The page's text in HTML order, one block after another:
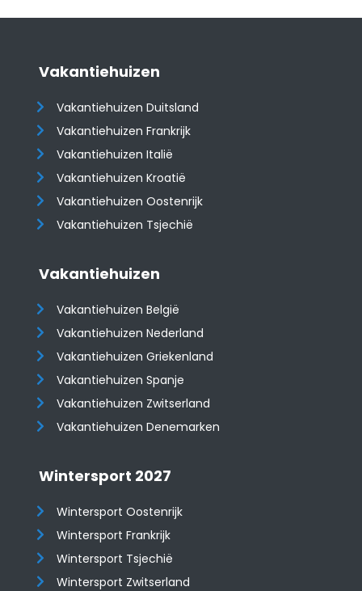
Vakantiehuizen
Vakantiehuizen Duitsland
Vakantiehuizen Frankrijk
Vakantiehuizen Italië
Vakantiehuizen Kroatië
​​​​​​​Vakantiehuizen Oostenrijk
Vakantiehuizen Tsjechië
Vakantiehuizen
Vakantiehuizen België
Vakantiehuizen Nederland
Vakantiehuizen Griekenland
Vakantiehuizen Spanje
​​​​​​​Vakantiehuizen Zwitserland
Vakantiehuizen Denemarken
Wintersport 2027
Wintersport Oostenrijk
Wintersport Frankrijk
Wintersport Tsjechië
Wintersport Zwitserland